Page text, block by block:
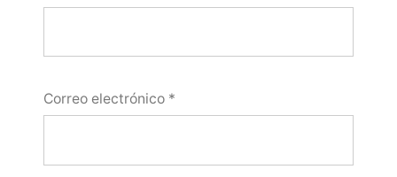
Correo electrónico *